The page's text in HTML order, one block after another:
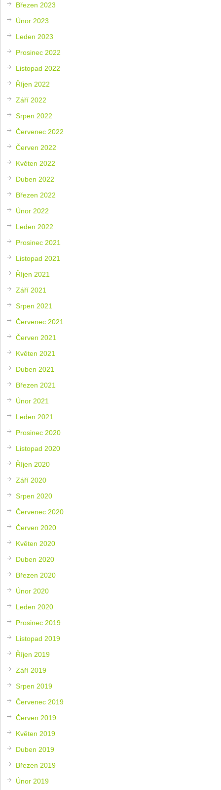
Březen 2023
Únor 2023
Leden 2023
Prosinec 2022
Listopad 2022
Říjen 2022
Září 2022
Srpen 2022
Červenec 2022
Červen 2022
Květen 2022
Duben 2022
Březen 2022
Únor 2022
Leden 2022
Prosinec 2021
Listopad 2021
Říjen 2021
Září 2021
Srpen 2021
Červenec 2021
Červen 2021
Květen 2021
Duben 2021
Březen 2021
Únor 2021
Leden 2021
Prosinec 2020
Listopad 2020
Říjen 2020
Září 2020
Srpen 2020
Červenec 2020
Červen 2020
Květen 2020
Duben 2020
Březen 2020
Únor 2020
Leden 2020
Prosinec 2019
Listopad 2019
Říjen 2019
Září 2019
Srpen 2019
Červenec 2019
Červen 2019
Květen 2019
Duben 2019
Březen 2019
Únor 2019